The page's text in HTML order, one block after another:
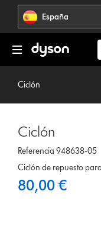
Omitir
navegación España
Ciclón
Ciclón
Referencia 948638-05
Ciclón de repuesto
80,00 €